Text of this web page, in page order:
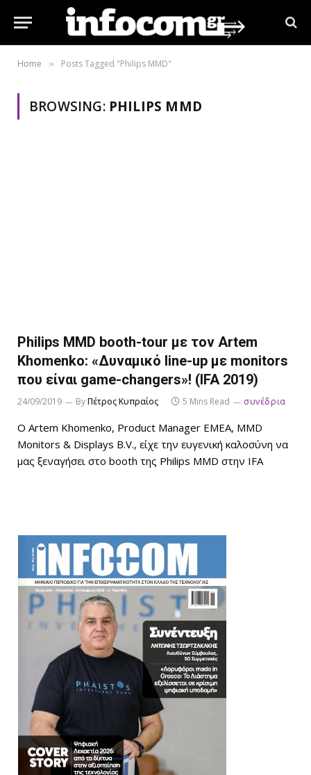
Home » Posts Tagged "Philips MMD"
BROWSING: PHILIPS MMD
Philips MMD booth-tour με τον Artem
Khomenko: «Δυναμικό line-up με monitors
που είναι game-changers»! (IFA 2019)
24/09/2019 ByΠέτρος Κυπραίος 5 Mins Read συνέδρια
Ο Artem Khomenko, Product Manager EMEA, MMD
Monitors & Displays B.V., είχε την ευγενική καλοσύνη να
μας ξεναγήσει στο booth της Philips MMD στην IFA